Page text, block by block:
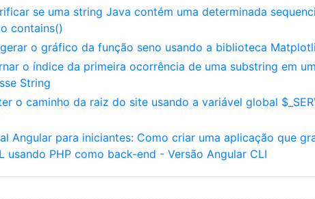
se uma string Java contém uma determinada
contains()
o gráfico da função seno usando a biblioteca
o índice da primeira ocorrência de uma substring em
String
o caminho da raiz do site usando a variável global
Angular para iniciantes: Como criar uma aplicação que
usando PHP como back-end - Versão Angular CLI